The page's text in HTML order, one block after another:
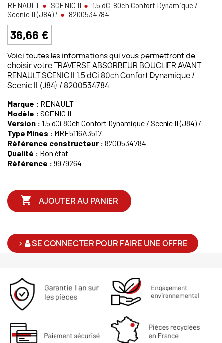
RENAULT SCENIC II
1.5 dCi 80ch Confort Dynamique /
Scenic II (J84) /
8200534784
36,66 €
Voici toutes les informations qui vous permettront de
choisir votre TRAVERSE ABSORBEUR BOUCLIER AVANT
RENAULT SCENIC II 1.5 dCi 80ch Confort Dynamique /
Scenic II (J84) / 8200534784
Marque : RENAULT
Modèle : SCENIC II
Version : 1.5 dCi 80ch Confort Dynamique / Scenic II (J84) /
Type Mines : MRE5116A3517
Référence constructeur : 8200534784
Qualité : Bon état
Référence : 9979264
 AJOUTER AU PANIER
> SE CONNECTER POUR FAIRE UNE OFFRE